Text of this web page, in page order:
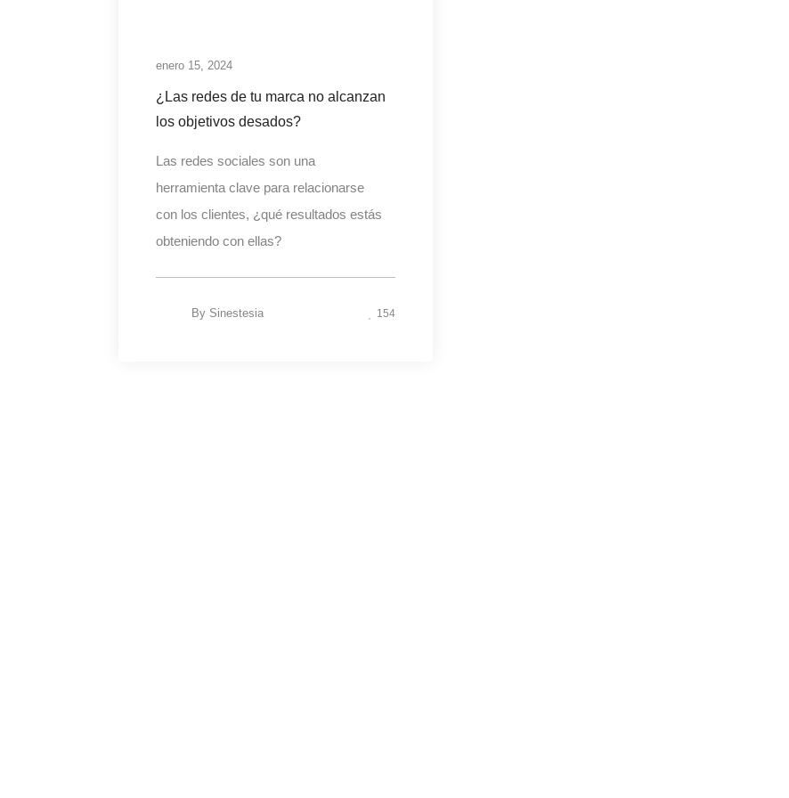
enero 15, 2024
¿Las redes de tu marca no alcanzan
los objetivos desados?
Las redes sociales son una
herramienta clave para relacionarse
con los clientes, ¿qué resultados estás
obteniendo con ellas?
By Sinestesia 154